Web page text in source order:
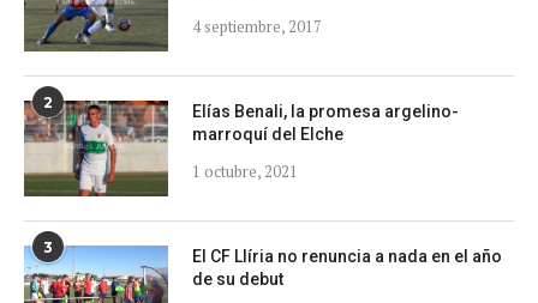
4 septiembre, 2017
2
Elías Benali, la promesa argelino-
marroquí del Elche
1 octubre, 2021
3
El CF Llíria no renuncia a nada en el año
de su debut